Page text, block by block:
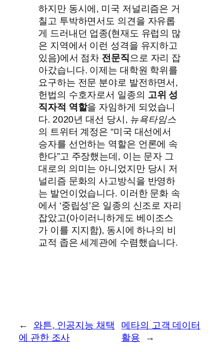
하지만 동시에, 미국 저널리즘은 거
칠고 투박하면서도 의견을 자유롭
게 드러내던 업종(현재도 유럽의 많
은 지역에서 이런 성격을 유지하고
있음)에서 점차 전문직으로 자리 잡
아갔습니다. 이제는 대학원 학위를
요구하는 전문 분야로 발전하면서,
헌법의 수호자로서 일종의 고위 성
직자적 역할을 자임하게 되었습니
다. 2020년 대선 당시, 뉴욕타임스
의 트위터 계정은 “미국 대선에서
승자를 선언하는 역할은 언론에 속
한다”고 주장했는데, 이는 문자 그
대로의 의미는 아니었지만 당시 저
널리즘 문화의 사고방식을 반영하
는 발언이었습니다. 이러한 문화 속
에서 ‘중립성’은 일종의 신조로 자리
잡았고(아이러니하게도 베이조스
가 이를 지지함), 동시에 하나의 비
교적 좁은 세계관에 수렴했습니다.
←
와튼, 인공지능 채택
에 관한 조사
메타의 고객 데이터
활용
→